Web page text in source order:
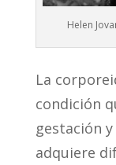
Helen
La
condición
gestación
adquiere